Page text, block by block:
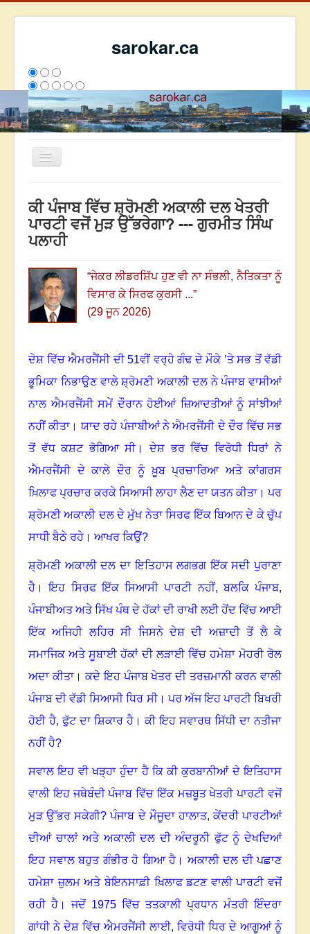
sarokar.ca
Toggle
ਰਚਨਾਵਾਂ
ਸਰੋਕਾਰ ਦੇ ਲੇਖਕ
We have 139 guests and no members online
2808929
ਇਸ ਹਫਤੇ36363
ਕੀ ਪੰਜਾਬ ਵਿੱਚ ਸ਼੍ਰੋਮਣੀ ਅਕਾਲੀ ਦਲ ਖੇਤਰੀ
ਪਾਰਟੀ ਵਜੋਂ ਮੁੜ ਉੱਭਰੇਗਾ? --- ਗੁਰਮੀਤ ਸਿੰਘ
ਪਲਾਹੀ
“ਜੇਕਰ ਲੀਡਰਸ਼ਿੱਪ ਹੁਣ ਵੀ ਨਾ ਸੰਭਲੀ,ਨੈਤਿਕਤਾ ਨੂੰ
ਵਿਸਾਰ ਕੇ ਸਿਰਫ ਕੁਰਸੀ ...”
(29 ਜੂਨ 2026)
ਦੇਸ਼ ਵਿੱਚ ਐਮਰਜੈਂਸੀ ਦੀ51ਵੀਂ ਵਰ੍ਹੇ ਗੰਢ ਦੇ ਮੌਕੇ ’ਤੇ ਸਭ ਤੋਂ ਵੱਡੀ
ਭੂਮਿਕਾ ਨਿਭਾਉਣ ਵਾਲੇ ਸ਼੍ਰੋਮਣੀ ਅਕਾਲੀ ਦਲ ਨੇ ਪੰਜਾਬ ਵਾਸੀਆਂ
ਨਾਲ ਐਮਰਜੈਂਸੀ ਸਮੇਂ ਦੌਰਾਨ ਹੋਈਆਂ ਜ਼ਿਆਦਤੀਆਂ ਨੂੰ ਸਾਂਝੀਆਂ
ਨਹੀਂ ਕੀਤਾ । ਯਾਦ ਰਹੇ ਪੰਜਾਬੀਆਂ ਨੇ ਐਮਰਜੈਂਸੀ ਦੇ ਦੌਰ ਵਿੱਚ ਸਭ
ਤੋਂ ਵੱਧ ਕਸ਼ਟ ਭੋਗਿਆ ਸੀ।ਦੇਸ਼ ਭਰ ਵਿੱਚ ਵਿਰੋਧੀ ਧਿਰਾਂ ਨੇ
ਐਮਰਜੈਂਸੀ ਦੇ ਕਾਲੇ ਦੌਰ ਨੂੰ ਖ਼ੂਬ ਪ੍ਰਚਾਰਿਆ ਅਤੇ ਕਾਂਗਰਸ
ਖ਼ਿਲਾਫ ਪ੍ਰਚਾਰ ਕਰਕੇ ਸਿਆਸੀ ਲਾਹਾ ਲੈਣ ਦਾ ਯਤਨ ਕੀਤਾ ।ਪਰ
ਸ਼੍ਰੋਮਣੀ ਅਕਾਲੀ ਦਲ ਦੇ ਮੁੱਖ ਨੇਤਾ ਸਿਰਫ ਇੱਕ ਬਿਆਨ ਦੇ ਕੇ ਚੁੱਪ
ਸਾਧੀ ਬੈਠੇ ਰਹੇ । ਆਖਰ ਕਿਉਂ?
ਸ਼੍ਰੋਮਣੀ ਅਕਾਲੀ ਦਲ ਦਾ ਇਤਿਹਾਸ ਲਗਭਗ ਇੱਕ ਸਦੀ ਪੁਰਾਣਾ
ਹੈ ।ਇਹ ਸਿਰਫ ਇੱਕ ਸਿਆਸੀ ਪਾਰਟੀ ਨਹੀਂ,ਬਲਕਿ ਪੰਜਾਬ,
ਪੰਜਾਬੀਅਤ ਅਤੇ ਸਿੱਖ ਪੰਥ ਦੇ ਹੱਕਾਂ ਦੀ ਰਾਖੀ ਲਈ ਹੋਂਦ ਵਿੱਚ ਆਈ
ਇੱਕ ਅਜਿਹੀ ਲਹਿਰ ਸੀ ਜਿਸਨੇ ਦੇਸ਼ ਦੀ ਅਜ਼ਾਦੀ ਤੋਂ ਲੈ ਕੇ
ਸਮਾਜਿਕ ਅਤੇ ਸੂਬਾਈ ਹੱਕਾਂ ਦੀ ਲੜਾਈ ਵਿੱਚ ਹਮੇਸ਼ਾ ਮੋਹਰੀ ਰੋਲ
ਅਦਾ ਕੀਤਾ।ਕਦੇ ਇਹ ਪੰਜਾਬ ਖੇਤਰ ਦੀ ਤਰਜ਼ਮਾਨੀ ਕਰਨ ਵਾਲੀ
ਪੰਜਾਬ ਦੀ ਵੱਡੀ ਸਿਆਸੀ ਧਿਰ ਸੀ।ਪਰ ਅੱਜ ਇਹ ਪਾਰਟੀ ਬਿਖਰੀ
ਹੋਈ ਹੈ, ਫੁੱਟ ਦਾ ਸ਼ਿਕਾਰ ਹੈ ।ਕੀ ਇਹ ਸਵਾਰਥ ਸਿੱਧੀ ਦਾ ਨਤੀਜਾ
ਨਹੀਂ ਹੈ?
ਸਵਾਲ ਇਹ ਵੀ ਖੜ੍ਹਾ ਹੁੰਦਾ ਹੈ ਕਿ ਕੀ ਕੁਰਬਾਨੀਆਂ ਦੇ ਇਤਿਹਾਸ
ਵਾਲੀ ਇਹ ਜਥੇਬੰਦੀ ਪੰਜਾਬ ਵਿੱਚ ਇੱਕ ਮਜ਼ਬੂਤ ਖੇਤਰੀ ਪਾਰਟੀ ਵਜੋਂ
ਮੁੜ ਉੱਭਰ ਸਕੇਗੀ?ਪੰਜਾਬ ਦੇ ਮੌਜੂਦਾ ਹਾਲਾਤ,ਕੇਂਦਰੀ ਪਾਰਟੀਆਂ
ਦੀਆਂ ਚਾਲਾਂ ਅਤੇ ਅਕਾਲੀ ਦਲ ਦੀ ਅੰਦਰੂਨੀ ਫੁੱਟ ਨੂੰ ਦੇਖਦਿਆਂ
ਇਹ ਸਵਾਲ ਬਹੁਤ ਗੰਭੀਰ ਹੋ ਗਿਆ ਹੈ । ਅਕਾਲੀ ਦਲ ਦੀ ਪਛਾਣ
ਹਮੇਸ਼ਾ ਜ਼ੁਲਮ ਅਤੇ ਬੇਇਨਸਾਫ਼ੀ ਖ਼ਿਲਾਫ ਡਟਣ ਵਾਲੀ ਪਾਰਟੀ ਵਜੋਂ
ਰਹੀ ਹੈ ।ਜਦੋਂ 1975 ਵਿੱਚ ਤਤਕਾਲੀ ਪ੍ਰਧਾਨ ਮੰਤਰੀ ਇੰਦਰਾ
ਗਾਂਧੀ ਨੇ ਦੇਸ਼ ਵਿੱਚ ਐਮਰਜੈਂਸੀ ਲਾਈ, ਵਿਰੋਧੀ ਧਿਰ ਦੇ ਆਗੂਆਂ ਨੂੰ